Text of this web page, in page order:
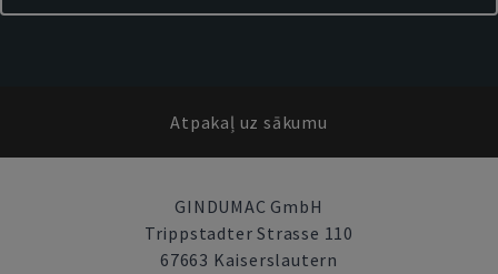
Atpakaļ uz sākumu
GINDUMAC GmbH
Trippstadter Strasse 110
67663 Kaiserslautern